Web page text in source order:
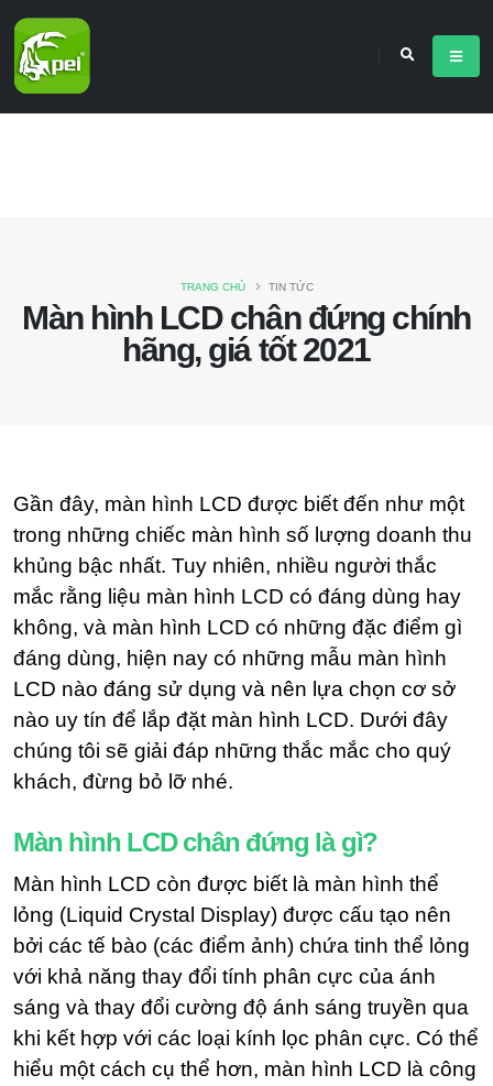
Màn hình LCD chân đứng chính
hãng, giá tốt 2021
TRANG CHỦ TIN TỨC
Gần đây, màn hình LCD được biết đến như một
trong những chiếc màn hình số lượng doanh thu
khủng bậc nhất. Tuy nhiên, nhiều người thắc
mắc rằng liệu màn hình LCD có đáng dùng hay
không, và màn hình LCD có những đặc điểm gì
đáng dùng, hiện nay có những mẫu màn hình
LCD nào đáng sử dụng và nên lựa chọn cơ sở
nào uy tín để lắp đặt màn hình LCD. Dưới đây
chúng tôi sẽ giải đáp những thắc mắc cho quý
khách, đừng bỏ lỡ nhé.
Màn hình LCD chân đứng là gì?
Màn hình LCD còn được biết là màn hình thể
lỏng (Liquid Crystal Display) được cấu tạo nên
bởi các tế bào (các điểm ảnh) chứa tinh thể lỏng
với khả năng thay đổi tính phân cực của ánh
sáng và thay đổi cường độ ánh sáng truyền qua
khi kết hợp với các loại kính lọc phân cực. Có thể
hiểu một cách cụ thể hơn, màn hình LCD là công